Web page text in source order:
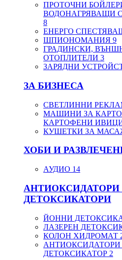
ПРОТОЧНИ
ВОДОНАГРЯВАЩИ
8
ЕНЕРГО
ШПИОНОМАНИЯ 9
ГРАДИНСКИ,
ОТОПЛИТЕЛИ 3
ЗАРЯДНИ
ЗА БИЗНЕСА
СВЕТЛИННИ
МАШИНИ ЗА
КАРТОФЕНИ
КУШЕТКИ ЗА
ХОБИ И
АУДИО 14
АНТИОКСИДАТОРИ
ДЕТОКСИКАТОРИ
ЙОННИ
ЛАЗЕРЕН
КОЛОН ХИДРОМАТ
АНТИОКСИДАТОРИ
ДЕТОКСИКАТОР 2